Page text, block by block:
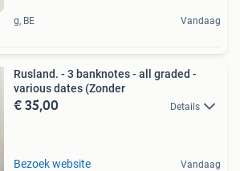
g, BE Vandaag
Rusland. - 3 banknotes - all graded -
various dates (Zonder
€ 35,00 Details
Bezoek website Vandaag